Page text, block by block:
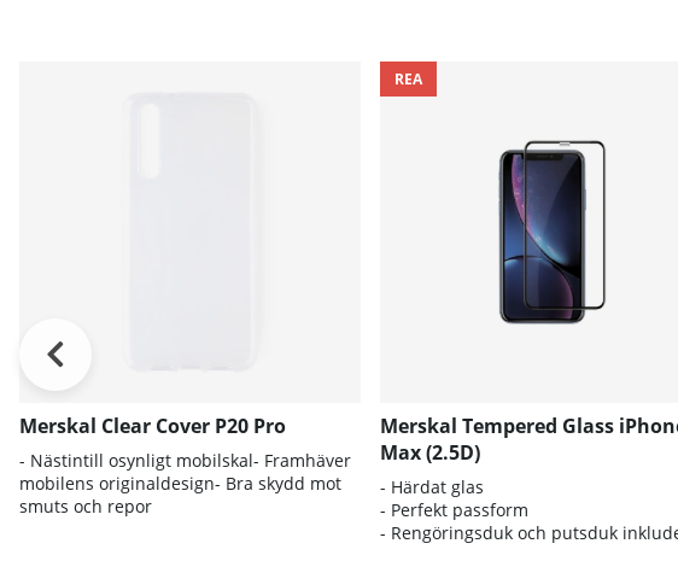
Merskal Clear Cover P20 Pro
- Nästintill osynligt mobilskal- Framhäver
mobilens originaldesign- Bra skydd mot
smuts och repor
REA
Merskal Tempered Glass
Max (2.5D)
- Härdat glas
- Perfekt passform
- Rengöringsduk och putsduk